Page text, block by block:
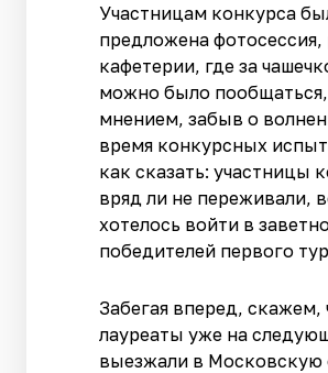
Участницам конкурса
предложена фотосессия,
кафетерии, где за
можно было
мнением, забыв о
время конкурсных
как сказать: участницы
вряд ли не переживали,
хотелось войти в
победителей первого
Забегая вперед, скажем,
лауреаты уже на
выезжали в Московскую